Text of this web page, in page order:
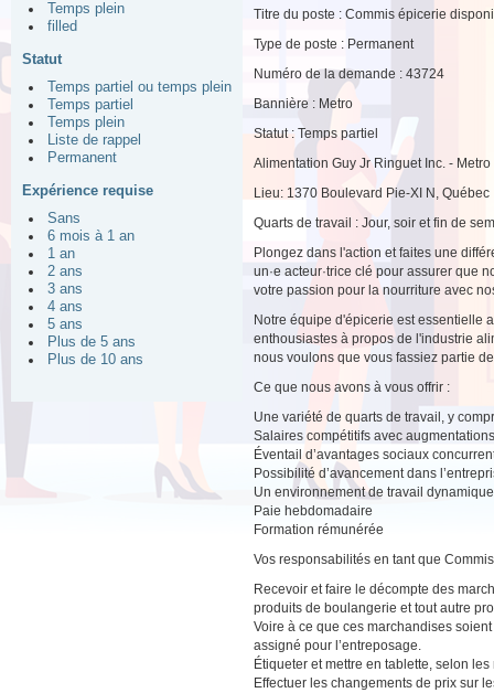
Temps plein
filled
Statut
Temps partiel ou temps plein
Temps partiel
Temps plein
Liste de rappel
Permanent
Expérience requise
Sans
6 mois à 1 an
1 an
2 ans
3 ans
4 ans
5 ans
Plus de 5 ans
Plus de 10 ans
Titre du poste : Commis épicerie
Type de poste : Permanent
Numéro de la demande : 43724
Bannière : Metro
Statut : Temps partiel
Alimentation Guy Jr Ringuet Inc. -
Lieu: 1370 Boulevard Pie-XI N, Québec
Quarts de travail : Jour, soir et fin de
Plongez dans l'action et faites une
un·e acteur·trice clé pour assurer que
votre passion pour la nourriture avec
Notre équipe d'épicerie est essentielle
enthousiastes à propos de l'industrie
nous voulons que vous fassiez partie
Ce que nous avons à vous offrir :
Une variété de quarts de travail, y
Salaires compétitifs avec
Éventail d’avantages sociaux
Possibilité d’avancement dans
Un environnement de travail
Paie hebdomadaire
Formation rémunérée
Vos responsabilités en tant que
Recevoir et faire le décompte des
produits de boulangerie et tout autre
Voire à ce que ces marchandises
assigné pour l’entreposage.
Étiqueter et mettre en tablette, selon
Effectuer les changements de prix sur